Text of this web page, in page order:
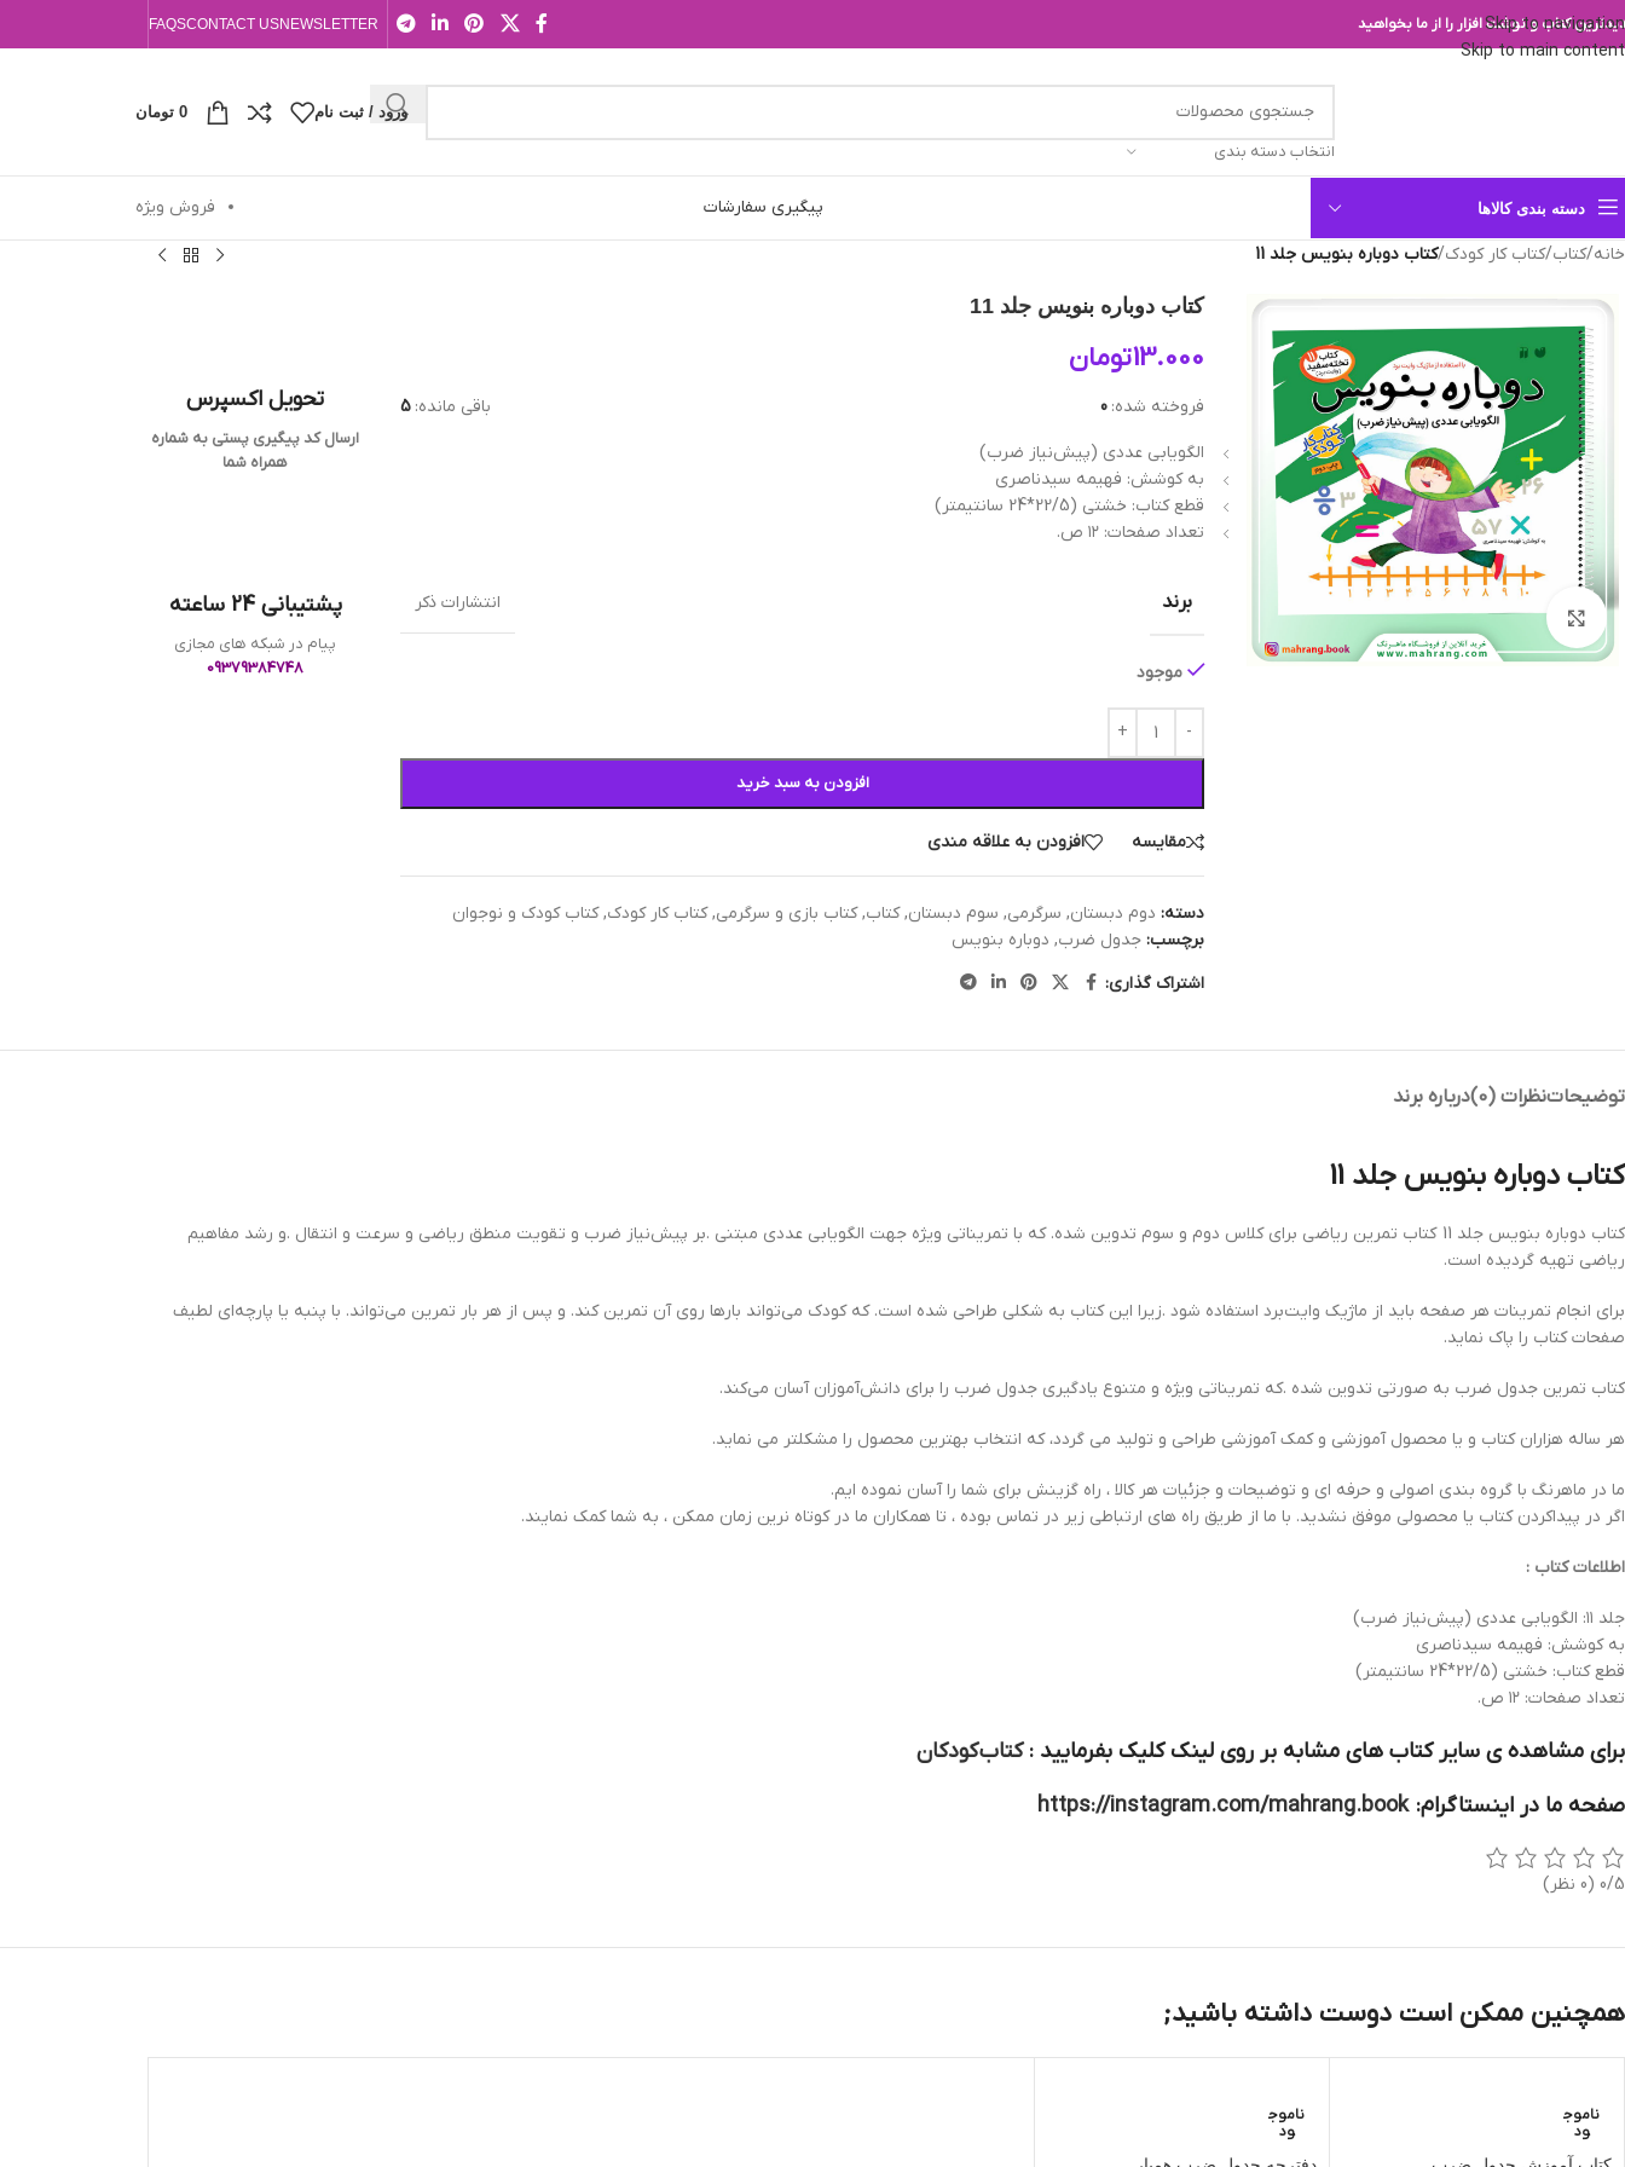
Skip to navigation
Skip to main content
کتاب و نوشت افزار را از ما بخواهید NEWSLETTER
CONTACT US
FAQS
انتخاب دسته بندی
ورود / ثبت نام 0 تومان
دسته بندی کالاها پیگیری سفارشات فروش ویژه
خانه/کتاب/کتاب کار کودک/کتاب دوباره بنويس‌ جلد 11
بزرگنمایی تصویر
کتاب دوباره بنويس‌ جلد 11
13.000تومان
فروخته شده: 0 باقی مانده: 5
الگویابی عددی (پیش‌نیاز ضرب)
به کوشش: فهیمه سیدناصری
قطع کتاب: خشتی (22/5*24 سانتیمتر)
تعداد صفحات: ۱۲ ص.
برند انتشارات ذکر
موجود
افزودن به سبد خرید
مقایسه افزودن به علاقه مندی
دسته: دوم دبستان, سرگرمی, سوم دبستان, کتاب, کتاب بازی و سرگرمی, کتاب کار کودک, کتاب کودک و نوجوان
برچسب: جدول ضرب, دوباره بنویس
اشتراک گذاری:
تحویل اکسپرس
ارسال کد پیگیری پستی به شماره
همراه شما
پشتیبانی 24 ساعته
پیام در شبکه های مجازی
09379384748
توضیحاتنظرات (0) درباره برند
کتاب دوباره بنويس‌ جلد 11
کتاب دوباره بنويس‌ جلد 11 کتاب تمرين رياضی برای کلاس دوم و سوم تدوين شده. که با تمريناتی ويژه جهت الگويابی عددی مبتنی .بر پيش‌‌نياز ضرب و تقويت منطق رياضی و سرعت و انتقال .و رشد مفاهيم
رياضی تهيه گرديده است.
برای انجام تمرينات هر صفحه بايد از ماژيک وايت‌برد استفاده شود .زيرا اين كتاب به شكلی طراحی شده است. كه كودک می‌تواند بارها روی آن تمرين كند. و پس از هر بار تمرين می‌تواند. با پنبه يا پارچه‌ای لطيف
صفحات كتاب را پاک نمايد.
کتاب تمرین جدول ضرب به صورتی تدوین شده .که تمریناتی ویژه و متنوع یادگیری جدول ضرب را برای دانش‌آموزان آسان می‌کند.
هر ساله هزاران کتاب و یا محصول آموزشی و کمک آموزشی طراحی و تولید می گردد، که انتخاب بهترین محصول را مشکلتر می نماید.
ما در ماهرنگ با گروه بندی اصولی و حرفه ای و توضیحات و جزئیات هر کالا ، راه گزینش برای شما را آسان نموده ایم.
اگر در پیداکردن کتاب یا محصولی موفق نشدید. با ما از طریق راه های ارتباطی زیر در تماس بوده ، تا همکاران ما در کوتاه نرین زمان ممکن ، به شما کمک نمایند.
اطلاعات کتاب :
جلد ۱۱: الگویابی عددی (پیش‌نیاز ضرب)
به کوشش: فهیمه سیدناصری
قطع کتاب: خشتی (22/5*24 سانتیمتر)
تعداد صفحات: ۱۲ ص.
برای مشاهده ی سایر کتاب های مشابه بر روی لینک کلیک بفرمایید :کتاب کودکان
صفحه ما در اینستاگرام:https://instagram.com/mahrang.book
0/5 (0 نظر)
همچنین ممکن است دوست داشته باشید;
ناموج
ود
ناموج
ود